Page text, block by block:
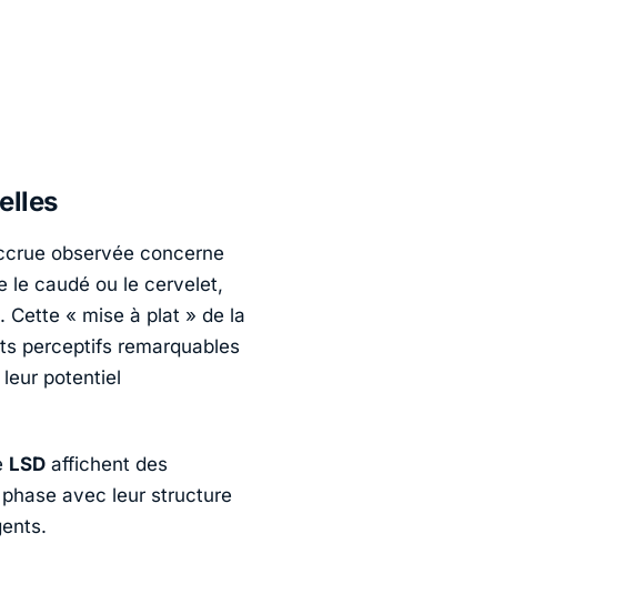
observée concerne
le caudé ou le cervelet,
« mise à plat » de la
perceptifs remarquables
potentiel
LSD affichent des
avec leur structure